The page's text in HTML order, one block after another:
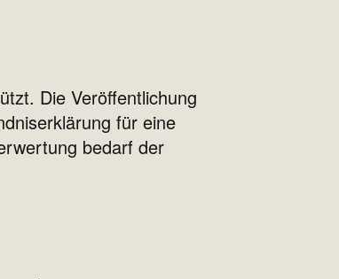
Die Veröffentlichung
für eine
bedarf der